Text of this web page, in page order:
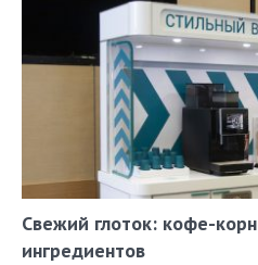
Свежий глоток: кофе-
ингредиентов